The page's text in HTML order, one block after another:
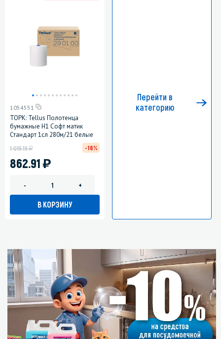
1054551
ТОРК: Tellus Полотенца
бумажные H1 Софт матик
Стандарт 1сл 280м/21 белые
862.91)
1 015.19у -16%
- +
В КОРЗИНУ
Перейти в
категорию